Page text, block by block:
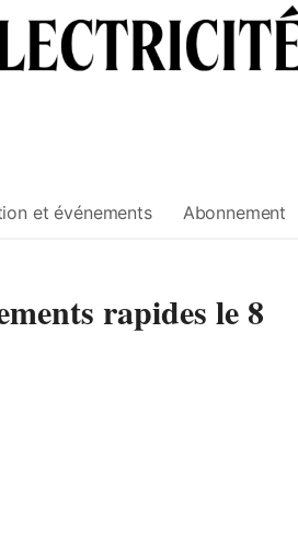
et événements Abonnement
rapides le 8